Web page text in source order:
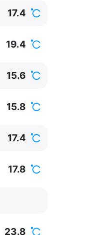
17.4
19.4
15.6
15.8
17.4
17.8
23.8